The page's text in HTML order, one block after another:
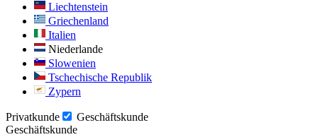
Liechtenstein
Griechenland
Italien
Niederlande
Slowenien
Tschechische Republik
Zypern
Privatkunde
Geschäftskunde
Geschäftskunde